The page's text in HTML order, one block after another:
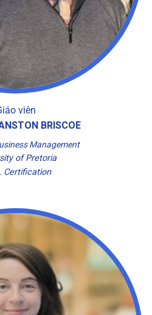
viên
BRISCOE
Management
of Pretoria
Certification